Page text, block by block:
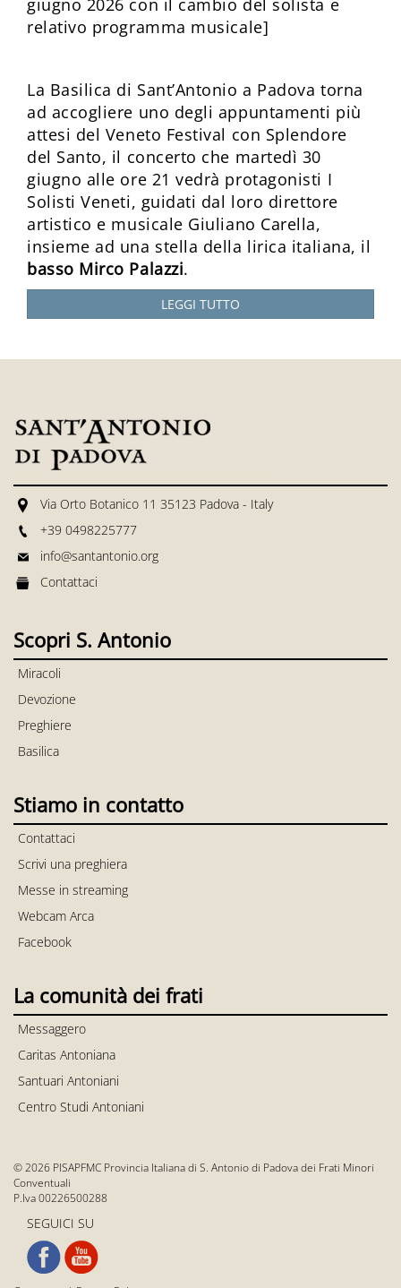
relativo programma musicale]
La Basilica di Sant’Antonio a Padova torna
ad accogliere uno degli appuntamenti più
attesi del Veneto Festival con Splendore
del Santo, il concerto che martedì 30
giugno alle ore 21 vedrà protagonisti I
Solisti Veneti, guidati dal loro direttore
artistico e musicale Giuliano Carella,
insieme ad una stella della lirica italiana, il
basso Mirco Palazzi.
LEGGI TUTTO
Via Orto Botanico 11 35123 Padova - Italy
+39 0498225777
info@santantonio.org
Contattaci
Scopri S. Antonio
Miracoli
Devozione
Preghiere
Basilica
Stiamo in contatto
Contattaci
Scrivi una preghiera
Messe in streaming
Webcam Arca
Facebook
La comunità dei frati
Messaggero
Caritas Antoniana
Santuari Antoniani
Centro Studi Antoniani
© 2026 PISAPFMC Provincia Italiana di S. Antonio di Padova dei Frati Minori
Conventuali
P.Iva 00226500288
SEGUICI SU